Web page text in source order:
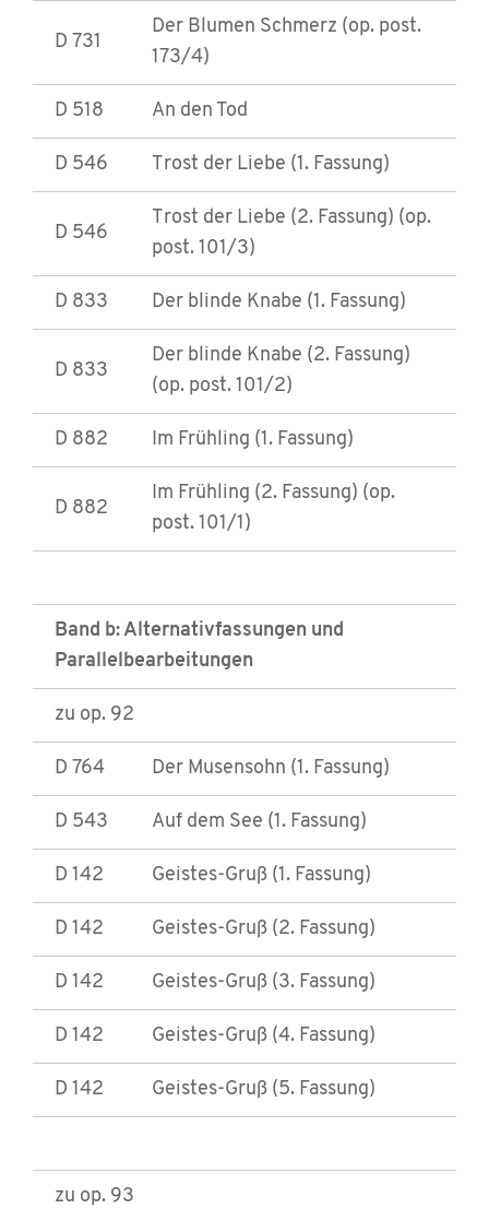
D 731
Der Blumen Schmerz (op. post.
173/4)
D 518 An den Tod
D 546 Trost der Liebe (1. Fassung)
D 546
Trost der Liebe (2. Fassung) (op.
post. 101/3)
D 833 Der blinde Knabe (1. Fassung)
D 833
Der blinde Knabe (2. Fassung)
(op. post. 101/2)
D 882 Im Frühling (1. Fassung)
D 882
Im Frühling (2. Fassung) (op.
post. 101/1)
Band b: Alternativfassungen und
Parallelbearbeitungen
zu op. 92
D 764 Der Musensohn (1. Fassung)
D 543 Auf dem See (1. Fassung)
D 142 Geistes-Gruß (1. Fassung)
D 142 Geistes-Gruß (2. Fassung)
D 142 Geistes-Gruß (3. Fassung)
D 142 Geistes-Gruß (4. Fassung)
D 142 Geistes-Gruß (5. Fassung)
zu op. 93